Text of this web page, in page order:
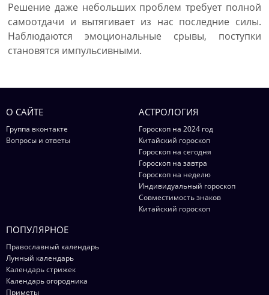
Решение даже небольших проблем требует полной
самоотдачи и вытягивает из нас последние силы.
Наблюдаются эмоциональные срывы, поступки
становятся импульсивными.
О САЙТЕ
Группа вконтакте
Вопросы и ответы
АСТРОЛОГИЯ
Гороскоп на 2024 год
Китайский гороскоп
Гороскоп на сегодня
Гороскоп на завтра
Гороскоп на неделю
Индивидуальный гороскоп
Совместимость знаков
Китайский гороскоп
ПОПУЛЯРНОЕ
Православный календарь
Лунный календарь
Календарь стрижек
Календарь огородника
Приметы